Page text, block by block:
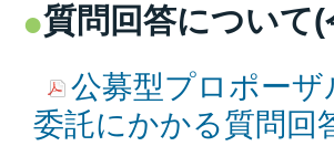
質問回答について
公募型プロポー
委託にかかる質問回